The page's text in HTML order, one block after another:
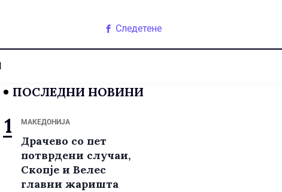
Следетене
ПОСЛЕДНИ НОВИНИ
МАКЕДОНИЈА
Драчево со пет
потврдени случаи,
Скопје и Велес
главни жаришта